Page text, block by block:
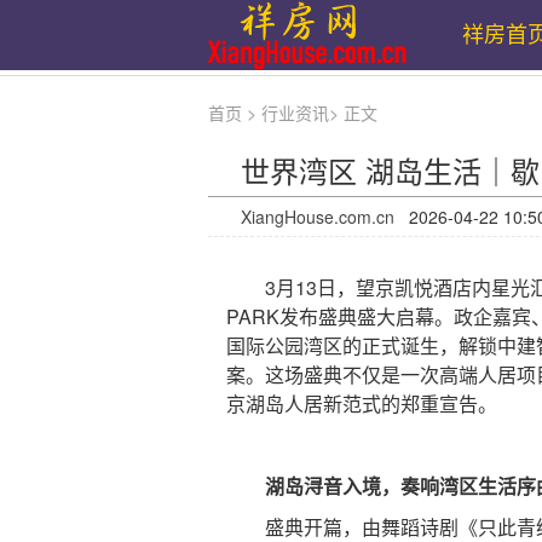
祥房首
首页 > 行业资讯> 正文
世界湾区 湖岛生活｜
XiangHouse.com.cn 2026-04-22
3月13日，望京凯悦酒店内星光汇
PARK发布盛典盛大启幕。政企嘉
国际公园湾区的正式诞生，解锁中
案。这场盛典不仅是一次高端人居
京湖岛人居新范式的郑重宣告。
湖岛浔音入境，奏响湾区生活序
盛典开篇，由舞蹈诗剧《只此青